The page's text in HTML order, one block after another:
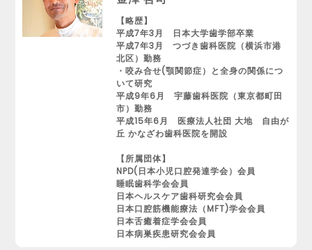
【略歴】
平成7年3月 日本大学歯学部卒業
平成7年3月 つづき歯科医院（横浜市港
北区）勤務
・咬み合せ(顎関節症）と全身の関係につ
いて研究
平成9年6月 宇藤歯科医院（東京都町田
市）勤務
平成15年6月 医療法人社団 大地 自由が
丘 かなざわ歯科医院を開設
【所属団体】
NPD(日本小児口腔発達学会）会員
睡眠歯科学会会員
日本ヘルスケア歯科研究会会員
日本口腔筋機能療法（MFT)学会会員
日本舌癒着症学会会員
日本病巣疾患研究会会員